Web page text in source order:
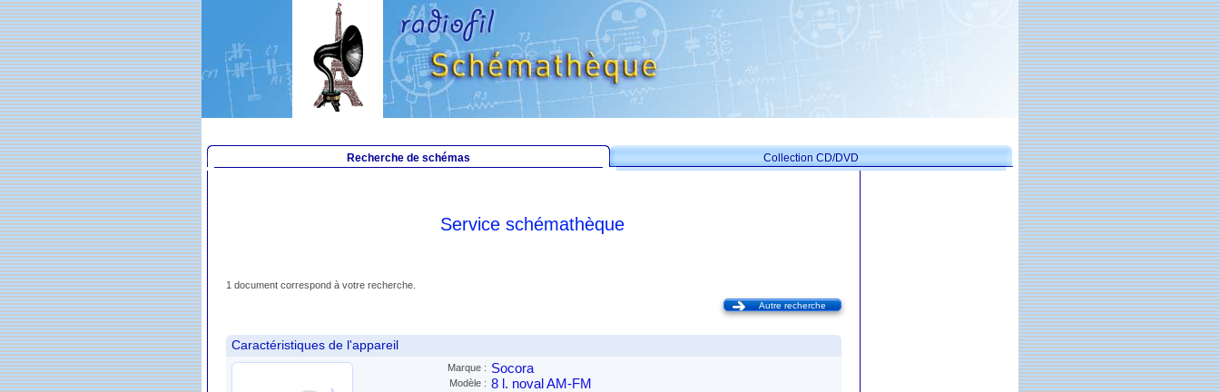
Recherche de schémas Collection CD/DVD
Service schémathèque
1 document correspond à votre recherche.
Autre recherche
Caractéristiques de l'appareil
Marque : Socora
Modèle : 8 l. noval AM-FM